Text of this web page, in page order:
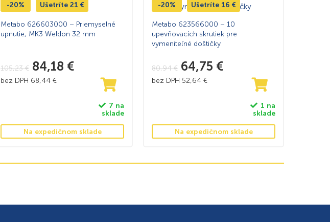
-20% Ušetríte 21 €
Metabo 626603000 – Priemyselné
upnutie, MK3 Weldon 32 mm
105,23€ 84,18 €
bez DPH 68,44 €
7 na
sklade
Na expedičnom sklade
-20% Ušetríte 16 €
Metabo 623566000 – 10
upevňovacích skrutiek pre
vymeniteľné doštičky
80,94€ 64,75 €
bez DPH 52,64 €
1 na
sklade
Na expedičnom sklade